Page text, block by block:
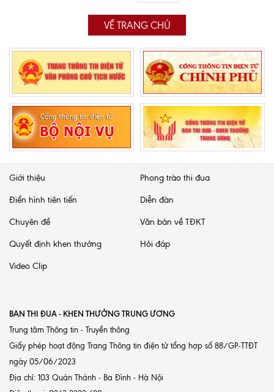
VỀ TRANG CHỦ
Giới thiệu Phong trào thi đua
Điển hình tiên tiến Diễn đàn
Chuyên đề Văn bản về TĐKT
Quyết định khen thưởng Hỏi đáp
Video Clip
BAN THI ĐUA - KHEN THƯỞNG TRUNG ƯƠNG
Trung tâm Thông tin - Truyền thông
Giấy phép hoạt động Trang Thông tin điện tử tổng hợp số 88/GP-TTĐT
ngày 05/06/2023
Địa chỉ: 103 Quán Thánh - Ba Đình - Hà Nội